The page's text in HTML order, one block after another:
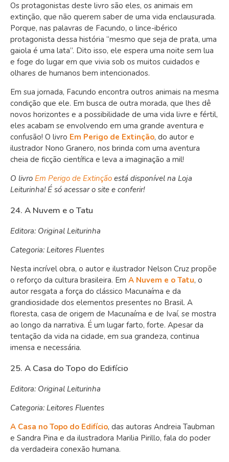
Os protagonistas deste livro são eles, os animais em
extinção, que não querem saber de uma vida enclausurada.
Porque, nas palavras de Facundo, o lince-ibérico
protagonista dessa história “mesmo que seja de prata, uma
gaiola é uma lata”. Dito isso, ele espera uma noite sem lua
e foge do lugar em que vivia sob os muitos cuidados e
olhares de humanos bem intencionados.
Em sua jornada, Facundo encontra outros animais na mesma
condição que ele. Em busca de outra morada, que lhes dê
novos horizontes e a possibilidade de uma vida livre e fértil,
eles acabam se envolvendo em uma grande aventura e
confusão! O livro Em Perigo de Extinção, do autor e
ilustrador Nono Granero, nos brinda com uma aventura
cheia de ficção científica e leva a imaginação a mil!
O livro Em Perigo de Extinção está disponível na Loja
Leiturinha! É só acessar o site e conferir!
24. A Nuvem e o Tatu
Editora: Original Leiturinha
Categoria: Leitores Fluentes
Nesta incrível obra, o autor e ilustrador Nelson Cruz propõe
o reforço da cultura brasileira. Em A Nuvem e o Tatu, o
autor resgata a força do clássico Macunaíma e da
grandiosidade dos elementos presentes no Brasil. A
floresta, casa de origem de Macunaíma e de Ivaí, se mostra
ao longo da narrativa. É um lugar farto, forte. Apesar da
tentação da vida na cidade, em sua grandeza, continua
imensa e necessária.
25. A Casa do Topo do Edifício
Editora: Original Leiturinha
Categoria: Leitores Fluentes
A Casa no Topo do Edifício, das autoras Andreia Taubman
e Sandra Pina e da ilustradora Marilia Pirillo, fala do poder
da verdadeira conexão humana.